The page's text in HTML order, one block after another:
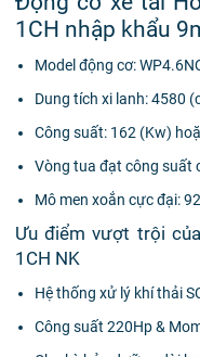
1CH nhập khẩu
Model động cơ:
Dung tích xi lanh: 4580
Công suất: 162 (Kw)
Vòng tua đạt công suất
Mô men xoắn cực đại:
Ưu điểm vượt trội
1CH NK
Hệ thống xử lý khí thải
Công suất 220Hp &